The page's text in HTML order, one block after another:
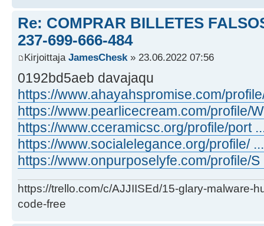
Re: COMPRAR BILLETES
237-699-666-484
Kirjoittaja JamesChesk» 23.06.2022 07:56
0192bd5aeb davajaqu
https://www.ahayahspromise.com/
https://www.pearlicecream.com/profile/
https://www.cceramicsc.org/profile/port
https://www.socialelegance.org/profile/
https://www.onpurposelyfe.com/profile/S
https://trello.com/c/AJJIISEd/15-glary-malware-
code-free